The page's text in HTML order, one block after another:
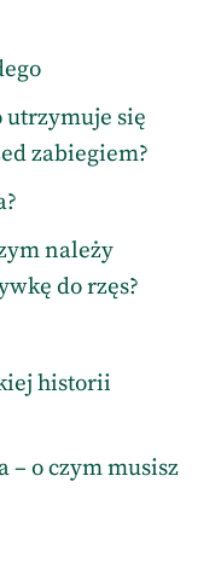
utrzymuje się
zabiegiem?
należy
do rzęs?
historii
– o czym musisz